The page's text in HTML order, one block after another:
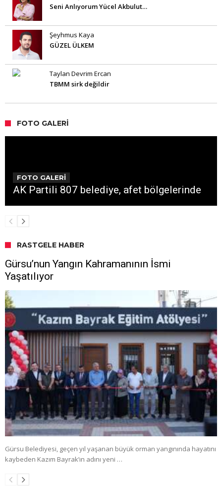
Seni Anlıyorum Yücel Akbulut…
Şeyhmus Kaya
GÜZEL ÜLKEM
Taylan Devrim Ercan
TBMM sirk değildir
FOTO GALERI
FOTO GALERİ
AK Partili 807 belediye, afet bölgelerinde
RASTGELE HABER
Gürsu’nun Yangın Kahramanının İsmi
Yaşatılıyor
Gürsu Belediyesi, geçen yıl yaşanan büyük orman yangınında hayatını
kaybeden Kazım Bayrak’ın adını yeni …